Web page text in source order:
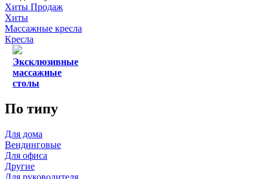
Хиты Продаж
Хиты
Массажные кресла
Кресла
Эксклюзивные
массажные
столы
По типу
Для дома
Вендинговые
Для офиса
Другие
Для руководителя